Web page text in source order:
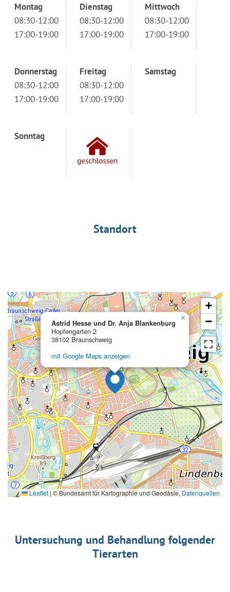
Montag
08:30-12:00
17:00-19:00
Dienstag
08:30-12:00
17:00-19:00
Mittwoch
08:30-12:00
17:00-19:00
Donnerstag
08:30-12:00
17:00-19:00
Freitag
08:30-12:00
17:00-19:00
Samstag
Sonntag
Standort
Astrid Hesse und Dr. Anja Blankenburg
Hopfengarten 2
38102 Braunschweig
mit Google Maps anzeigen
×
+
−
Leaflet | © Bundesamt für Kartographie und Geodäsie, Datenquellen
Untersuchung und Behandlung folgender
Tierarten